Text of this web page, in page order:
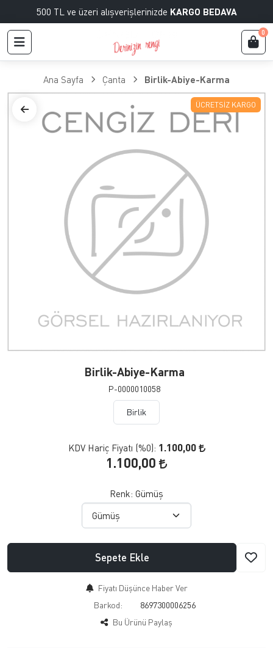
500 TL ve üzeri alışverişlerinizde KARGO BEDAVA
0
Ana Sayfa Çanta Birlik-Abiye-Karma
ÜCRETSIZ KARGO
Birlik-Abiye-Karma
P-0000010058
Birlik
KDV Hariç Fiyatı (%0): 1.100,00
1.100,00
Renk: Gümüş
Sepete Ekle
Fiyatı Düşünce Haber Ver
Barkod:
8697300006256
Bu Ürünü Paylaş